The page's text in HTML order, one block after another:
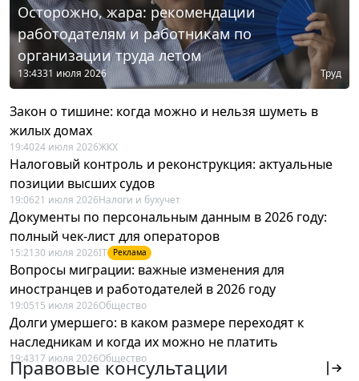
Осторожно, жара: рекомендации
работодателям и работникам по
организации труда летом
13:4331 июля 2026 Труд
Закон о тишине: когда можно и нельзя шуметь в
жилых домах
19:4024 июля 2026ЖКХ
Налоговый контроль и реконструкция: актуальные
позиции высших судов
19:0621 июля 2026Налоги и бухучет
Документы по персональным данным в 2026 году:
полный чек-лист для операторов
15:21 30 июля 2026IT Реклама
Вопросы миграции: важные изменения для
иностранцев и работодателей в 2026 году
19:0515 июля 2026Общество
Долги умершего: в каком размере переходят к
наследникам и когда их можно не платить
19:4317 июля 2026Общество
Правовые консультации